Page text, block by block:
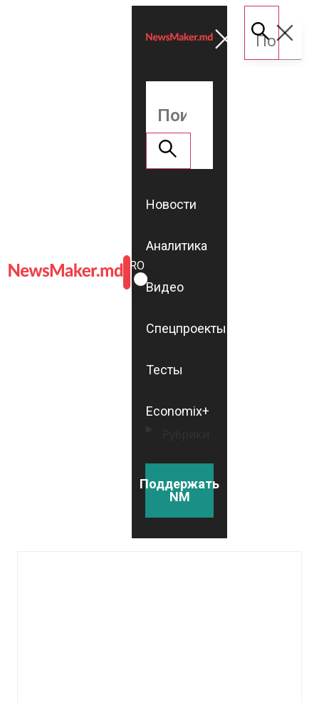
ROMÂNĂ
RU
Новости
Аналитика
Видео
Спецпроекты
Тесты
Economix+
Поддержать
NM